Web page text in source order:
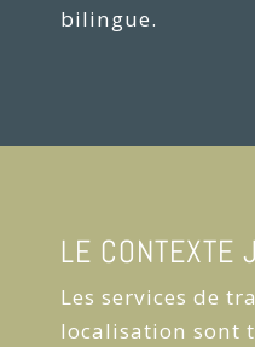
bilingue.
LE CONTEXTE
Les services de
localisation sont